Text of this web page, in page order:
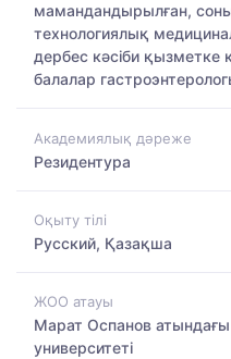
мамандандырылған,
технологиялық
дербес кәсіби қызметке
балалар
Академиялық дәреже
Резидентура
Оқыту тілі
Русский, Қазақша
ЖОО атауы
Марат Оспанов
университеті